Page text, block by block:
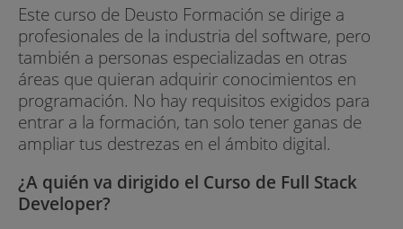
Este curso de Deusto Formación se dirige a
profesionales de la industria del software, pero
también a personas especializadas en otras
áreas que quieran adquirir conocimientos en
programación. No hay requisitos exigidos para
entrar a la formación, tan solo tener ganas de
ampliar tus destrezas en el ámbito digital.
¿A quién va dirigido el Curso de Full Stack
Developer?